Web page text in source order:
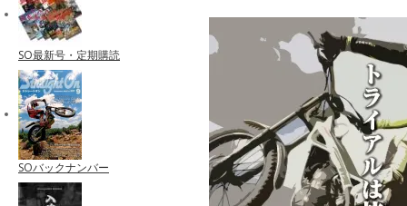
SO最新号・定期購読
SOバックナンバー